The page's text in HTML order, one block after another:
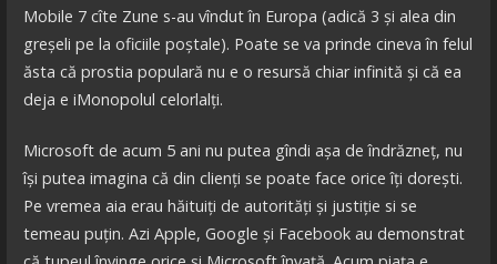
Mobile 7 cîte Zune s-au vîndut în Europa (adică 3 și alea din
greșeli pe la oficiile poștale). Poate se va prinde cineva în felul
ăsta că prostia populară nu e o resursă chiar infinită și că ea
deja e iMonopolul celorlalți.
Microsoft de acum 5 ani nu putea gîndi așa de îndrăzneț, nu
își putea imagina că din clienți se poate face orice îți dorești.
Pe vremea aia erau hăituiți de autorități și justiție si se
temeau puțin. Azi Apple, Google și Facebook au demonstrat